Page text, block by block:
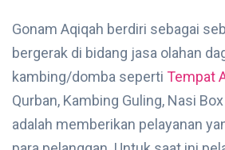
Gonam Aqiqah berdiri sebagai
bergerak di bidang jasa olahan
kambing/domba seperti Tempat
Qurban, Kambing Guling, Nasi
adalah memberikan pelayanan